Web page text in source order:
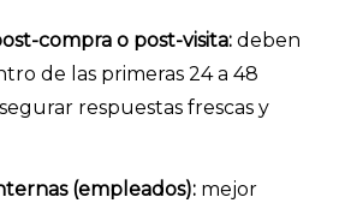
compra o post-visita: deben
de las primeras 24 a 48
respuestas frescas y
(empleados): mejor